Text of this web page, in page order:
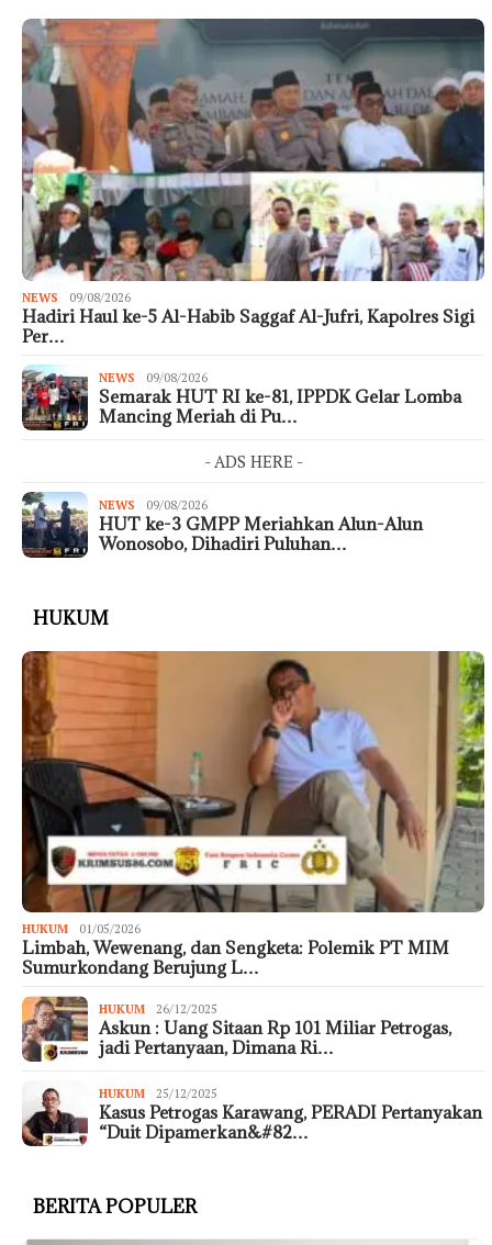
NEWS 09/08/2026
Hadiri Haul ke-5 Al-Habib Saggaf Al-Jufri, Kapolres Sigi
Per…
NEWS 09/08/2026
Semarak HUT RI ke-81, IPPDK Gelar Lomba
Mancing Meriah di Pu…
- ADS HERE -
NEWS 09/08/2026
HUT ke-3 GMPP Meriahkan Alun-Alun
Wonosobo, Dihadiri Puluhan…
HUKUM
HUKUM 01/05/2026
Limbah, Wewenang, dan Sengketa: Polemik PT MIM
Sumurkondang Berujung L…
HUKUM 26/12/2025
Askun : Uang Sitaan Rp 101 Miliar Petrogas,
jadi Pertanyaan, Dimana Ri…
HUKUM 25/12/2025
Kasus Petrogas Karawang, PERADI Pertanyakan
“Duit Dipamerkan&#82…
BERITA POPULER